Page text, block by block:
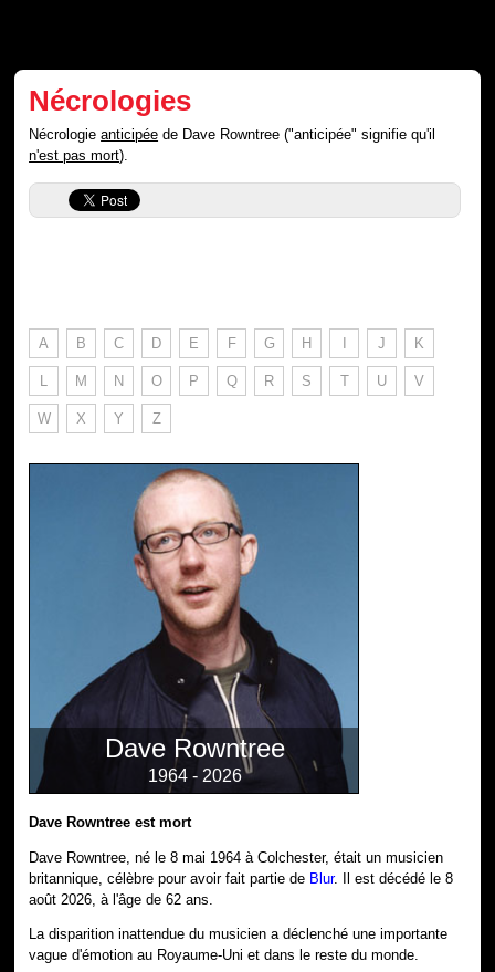
Nécrologies
Nécrologieanticipée de Dave Rowntree ("anticipée" signifie qu'il
n'est pas mort).
A B C D E F G H I J K
L M N O P Q R S T U V
W X Y Z
Dave Rowntree
1964 - 2026
Dave Rowntree est mort
Dave Rowntree, né le 8 mai 1964 à Colchester, était un musicien
britannique, célèbre pour avoir fait partie de Blur. Il est décédé le 8
août 2026, à l'âge de 62 ans.
La disparition inattendue du musicien a déclenché une importante
vague d'émotion au Royaume-Uni et dans le reste du monde.